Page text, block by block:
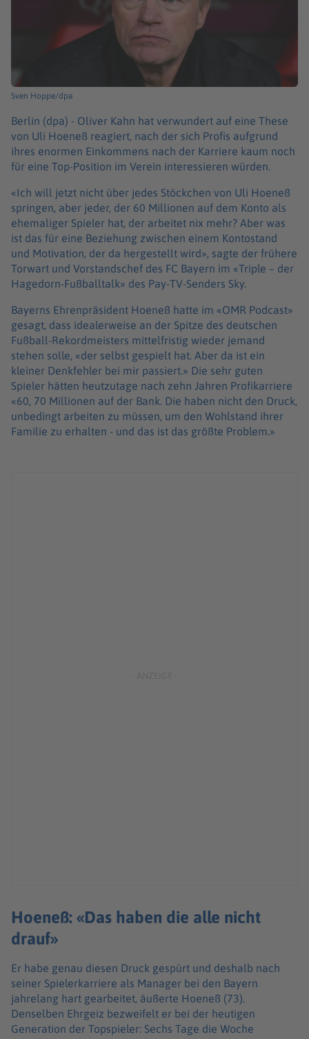
Sven Hoppe/dpa
Berlin (dpa) - Oliver Kahn hat verwundert auf eine These
von Uli Hoeneß reagiert, nach der sich Profis aufgrund
ihres enormen Einkommens nach der Karriere kaum noch
für eine Top-Position im Verein interessieren würden.
«Ich will jetzt nicht über jedes Stöckchen von Uli Hoeneß
springen, aber jeder, der 60 Millionen auf dem Konto als
ehemaliger Spieler hat, der arbeitet nix mehr? Aber was
ist das für eine Beziehung zwischen einem Kontostand
und Motivation, der da hergestellt wird», sagte der frühere
Torwart und Vorstandschef des FC Bayern im «Triple – der
Hagedorn-Fußballtalk» des Pay-TV-Senders Sky.
Bayerns Ehrenpräsident Hoeneß hatte im «OMR Podcast»
gesagt, dass idealerweise an der Spitze des deutschen
Fußball-Rekordmeisters mittelfristig wieder jemand
stehen solle, «der selbst gespielt hat. Aber da ist ein
kleiner Denkfehler bei mir passiert.» Die sehr guten
Spieler hätten heutzutage nach zehn Jahren Profikarriere
«60, 70 Millionen auf der Bank. Die haben nicht den Druck,
unbedingt arbeiten zu müssen, um den Wohlstand ihrer
Familie zu erhalten - und das ist das größte Problem.»
Hoeneß: «Das haben die alle nicht
drauf»
Er habe genau diesen Druck gespürt und deshalb nach
seiner Spielerkarriere als Manager bei den Bayern
jahrelang hart gearbeitet, äußerte Hoeneß (73).
Denselben Ehrgeiz bezweifelt er bei der heutigen
Generation der Topspieler: Sechs Tage die Woche